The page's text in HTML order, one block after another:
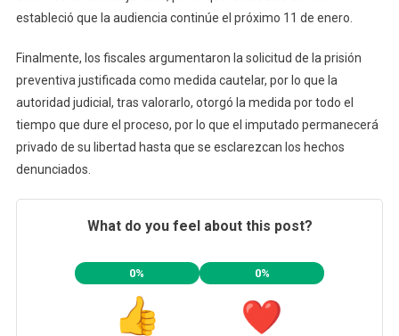
estableció que la audiencia continúe el próximo 11 de enero.
Finalmente, los fiscales argumentaron la solicitud de la prisión
preventiva justificada como medida cautelar, por lo que la
autoridad judicial, tras valorarlo, otorgó la medida por todo el
tiempo que dure el proceso, por lo que el imputado permanecerá
privado de su libertad hasta que se esclarezcan los hechos
denunciados.
What do you feel about this post?
0% 0%